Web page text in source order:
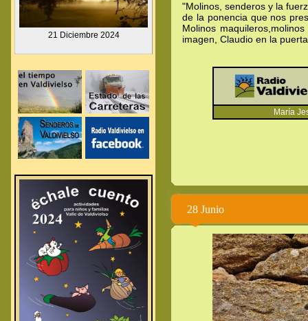
.
21 Diciembre 2024
"Molinos, senderos y la
de la ponencia que nos
Molinos
imagen, Claudio en la
María
28 Junio